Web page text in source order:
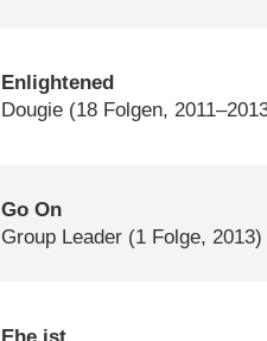
Enlightened
Dougie (18 Folgen,
Go On
Group Leader (1 Folge, 2013)